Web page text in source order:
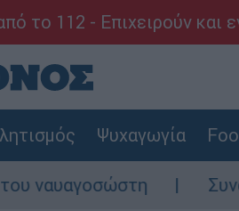
το 112 - Επιχειρούν και
Ψυχαγωγία
Συναγερμός